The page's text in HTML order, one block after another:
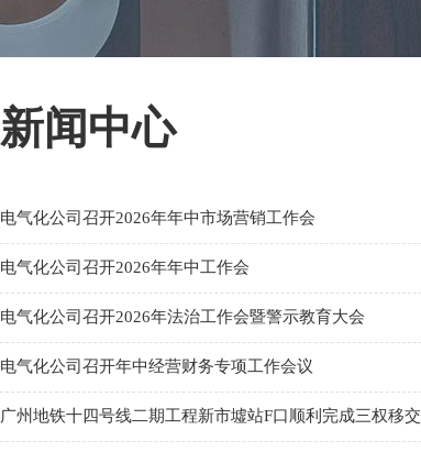
新闻中心
电气化公司召开2026年年中市场营销工作会
电气化公司召开2026年年中工作会
电气化公司召开2026年法治工作会暨警示教育大会
电气化公司召开年中经营财务专项工作会议
广州地铁十四号线二期工程新市墟站F口顺利完成三权移交